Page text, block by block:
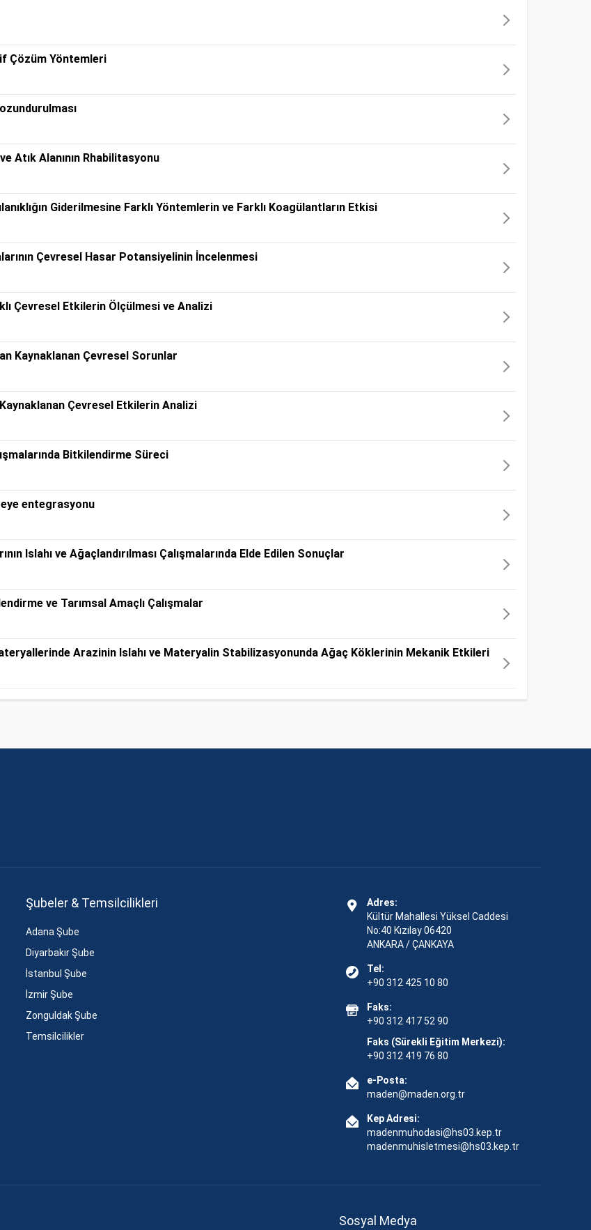
Çözüm Yöntemleri
Atık Alanının Rhabilitasyonu
Giderilmesine Farklı Yöntemlerin ve Farklı Koagülantların Etkisi
Çevresel Hasar Potansiyelinin İncelenmesi
Çevresel Etkilerin Ölçülmesi ve Analizi
Kaynaklanan Çevresel Sorunlar
Çevresel Etkilerin Analizi
Bitkilendirme Süreci
entegrasyonu
Islahı ve Ağaçlandırılması Çalışmalarında Elde Edilen Sonuçlar
ve Tarımsal Amaçlı Çalışmalar
Arazinin Islahı ve Materyalin Stabilizasyonunda Ağaç Köklerinin Mekanik Etkileri
Şubeler & Temsilcilikleri
Adana Şube
Diyarbakır Şube
İstanbul Şube
İzmir Şube
Zonguldak Şube
Temsilcilikler
Adres:
Kültür Mahallesi Yüksel Caddesi
No:40 Kızılay 06420
ANKARA / ÇANKAYA
Tel:
+90 312 425 10 80
Faks:
+90 312 417 52 90
Faks (Sürekli Eğitim Merkezi):
+90 312 419 76 80
e-Posta:
maden@maden.org.tr
Kep Adresi:
madenmuhodasi@hs03.kep.tr
madenmuhisletmesi@hs03.kep.tr
Sosyal Medya